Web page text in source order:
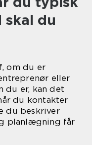
skal du
om du er
eller
du er, kan det
du kontakter
du beskriver
planlægning får